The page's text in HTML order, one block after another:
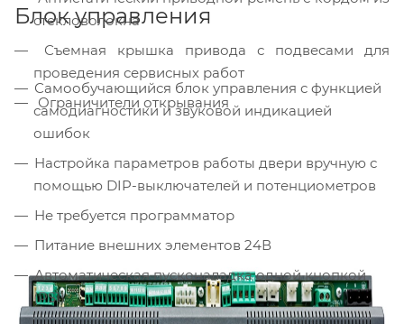
стекловолокна
проведения сервисных работ
Ограничители открывания
Блок управления
Самообучающийся блок управления с функцией
самодиагностики и звуковой индикацией
ошибок
Настройка параметров работы двери вручную с
помощью DIP-выключателей и потенциометров
Не требуется программатор
Питание внешних элементов 24В
Автоматическая пусконаладка одной кнопкой
(PS1)